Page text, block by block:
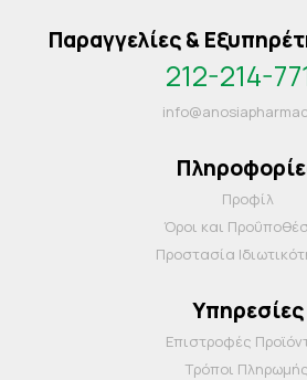
Παραγγελίες &
212-214-
Προφίλ
Όροι και
Προστασία
Υπηρεσίες
Επιστροφές
Τρόποι Πληρωμής